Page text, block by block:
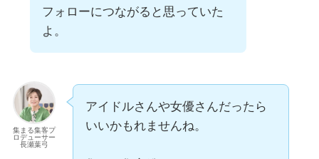
フォローにつながると思っていた
よ。
集まる集客プ
ロデューサー
長瀬葉弓
アイドルさんや女優さんだったら
いいかもれませんね。